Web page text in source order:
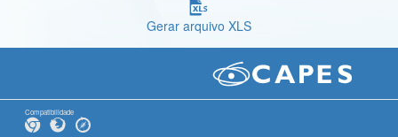
Gabinete de Segurança Institucional
Banco Central do Brasil
Gerar arquivo XLS
Compatibilidade